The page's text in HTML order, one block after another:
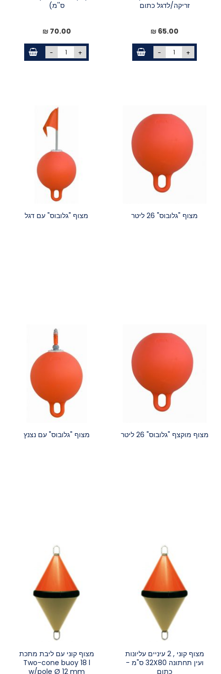
זריקה/לדגל כתום
65.00 ₪
- +
ס''מ)
70.00 ₪
- +
מצוף "גלובוס" 26 ליטר מצוף "גלובוס" עם דגל
מצוף מוקצף "גלובוס" 26 ליטר מצוף "גלובוס" עם נצנץ
מצוף קוני , 2 עיניים עליונות
ועין תחתונה 32X80 ס"מ -
כתום
מצוף קוני עם ליבת מתכת
Two-cone buoy 18 l
w/pole Ø 12 mm